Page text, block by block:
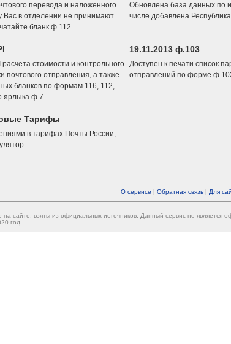
перевода и наложенного
Вас в отделении не принимают
бланк ф.112
Обновлена база данных по
числе добавлена
стоимости и контрольного
почтового отправления, а также
бланков по формам 116, 112,
ярлыка ф.7
19.11.2013 ф.103
Доступен к печати список
отправлений по форме
Тарифы
в тарифах Почты России,
О сервисе | Обратная связь | Для
сайте, взяты из официальных источников. Данный сервис не является
год.